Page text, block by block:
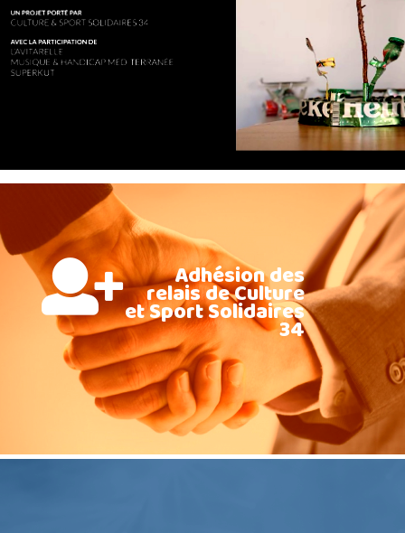
Adhésion des
relais de Culture
et Sport Solidaires
34